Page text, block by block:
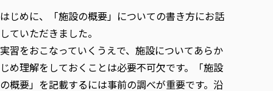
総合福祉学研究科 社会福祉学専攻 博士課程
総合福祉学研究科 福祉心理学専攻 修士課程
教育学研究科 教育学専攻 修士課程
通信教育部
通信制大学院 総合福祉学研究科 社会福祉学専攻 修士課程
通信制大学院 総合福祉学研究科 福祉心理学専攻 修士課程
カリキュラム（学部・大学院）
その他の就学機会
学びの特徴
卒業後のキャリア支援体制
在学生による訪問、情報提供へのご協力のお願い
卒業生アンケート
東北福祉大学のDNA
在学生インタビュー
学生支援センター国際交流の活動
スタッフ紹介
ニュース一覧
教職研究
東北福祉大学教育・教職センター特別支援教育研究年報一覧
芹沢銈介美術工芸館年報
東北福祉大学機関リポジトリ
産学・産学官連携
「高齢者のフレイル予防及びデジタルデバイド解消に向けた産
高齢者施設特化型モジュラー車いす開発
学生参加 × 産学官連携 ～ 「行学一如」の実践
社会貢献・地域連携活動
社会貢献・地域連携活動
社会貢献への取り組み
社会貢献・地域連携活動報告書
生涯学習・社会人講座
特別支援教育研究室
TFU教育フォーラム
施設利用
同窓会
学内ポータルシステム
はじめに、「施設の概要」についての書き方にお話
していただきました。
実習をおこなっていくうえで、施設についてあらか
じめ理解をしておくことは必要不可欠です。「施設
の概要」を記載するには事前の調べが重要です。沿